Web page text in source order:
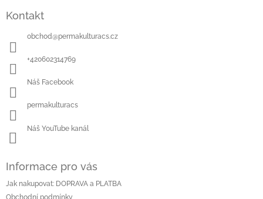
Kontakt
obchod@permakulturacs.cz
+420602314769
Náš Facebook
permakulturacs
Náš YouTube kanál
Informace pro vás
Jak nakupovat: DOPRAVA a PLATBA
Obchodní podmínky